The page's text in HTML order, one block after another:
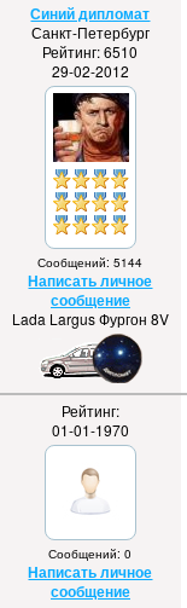
Синий дипломат
Санкт-Петербург
Рейтинг: 6510
29-02-2012
Сообщений: 5144
Написать личное
сообщение
Lada Largus Фургон 8V
Рейтинг:
01-01-1970
Сообщений: 0
Написать личное
сообщение